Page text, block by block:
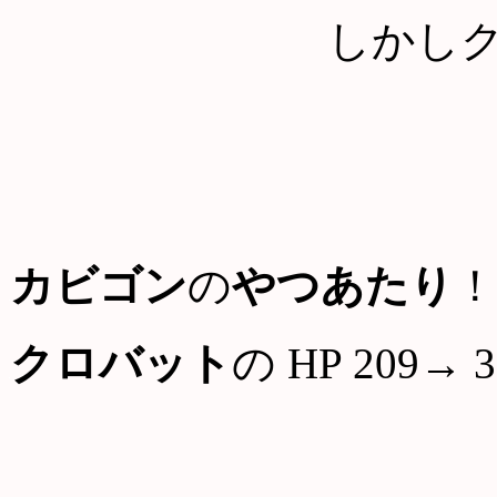
しかし
カビゴンのやつあたり
！
クロバット の HP 209→